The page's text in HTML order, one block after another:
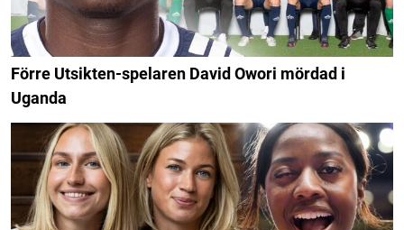
Förre Utsikten-spelaren David Owori mördad i
Uganda